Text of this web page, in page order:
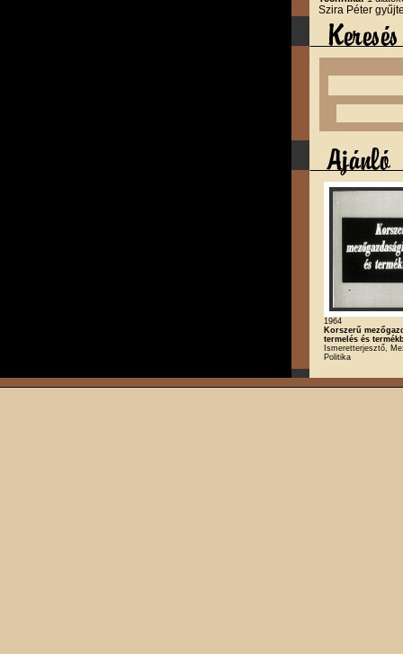
Szira Péter
1964
Korszerű
termelés és
Ismeretterjesztő,
Politika